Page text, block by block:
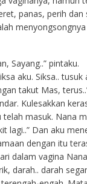
panas, perih dan
Sayang..” pintaku.
aku. Siksa.. tusuk
takut Mas,
Kulesakkan
telah masuk. Nana
lagi..” Dan aku
dengan itu
dalam vagina
darah.. darah